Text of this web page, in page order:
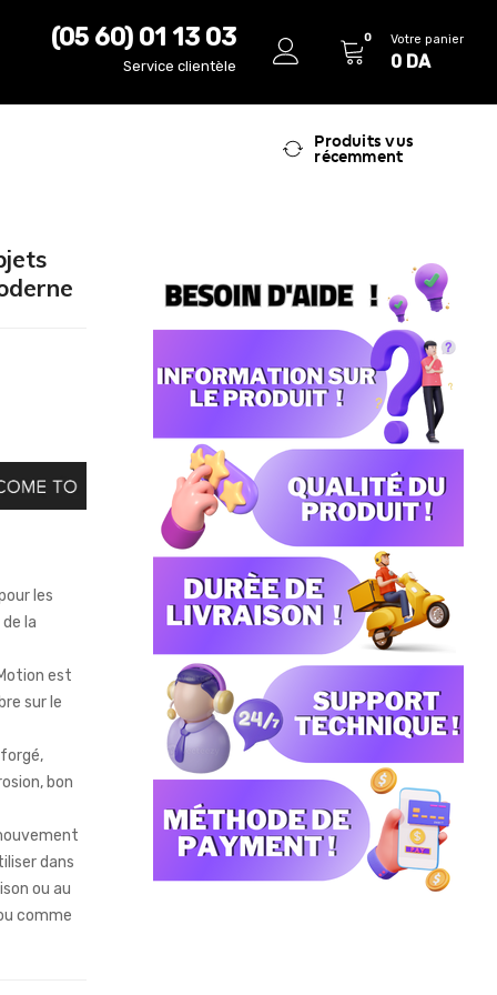
(05 60) 01 13 03
Service clientèle
0 Votre panier
0 DA
Produits vus
récemment
les
la
est
sur le
bon
dans
ou au
comme